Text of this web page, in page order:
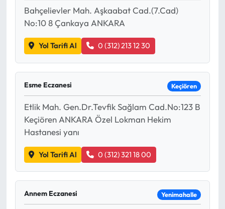
Bahçelievler Mah. Aşkaabat Cad.(7.Cad)
No:10 8 Çankaya ANKARA
Yol Tarifi Al 0 (312) 213 12 30
Esme Eczanesi Keçiören
Etlik Mah. Gen.Dr.Tevfik Sağlam Cad.No:123 B
Keçiören ANKARA Özel Lokman Hekim
Hastanesi yanı
Yol Tarifi Al 0 (312) 321 18 00
Annem Eczanesi Yenimahalle